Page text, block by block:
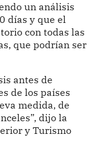
un análisis
días y que el
con todas las
que podrían ser
antes de
de los países
medida, de
dijo la
y Turismo